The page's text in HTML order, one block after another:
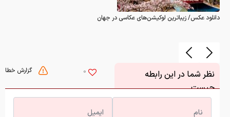
دانلود عکس/ زیباترین لوکیشن‌های عکاسی در جهان
گزارش خطا 0
نظر شما در این رابطه
چیست